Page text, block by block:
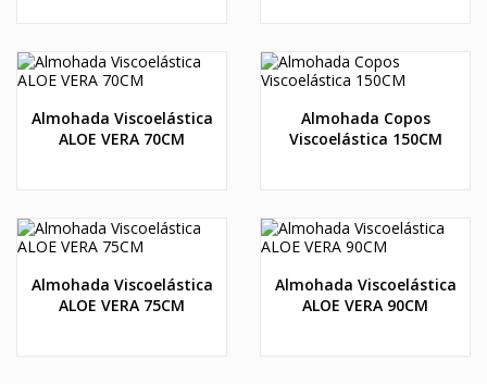
Almohada Viscoelástica
ALOE VERA 70CM
Almohada Copos
Viscoelástica 150CM
Almohada Viscoelástica
ALOE VERA 75CM
Almohada Viscoelástica
ALOE VERA 90CM